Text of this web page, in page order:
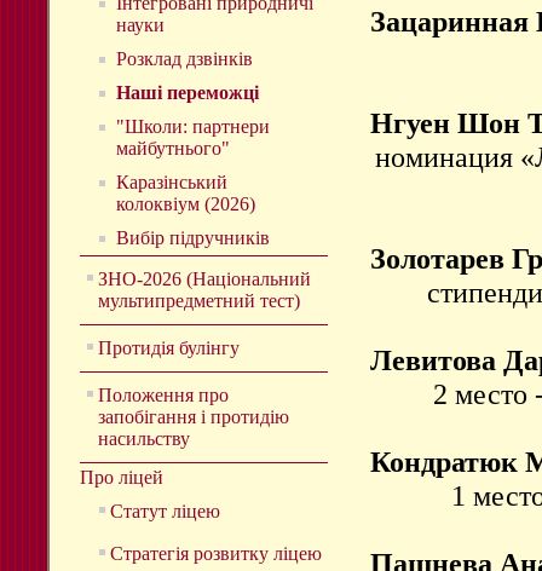
науки
Розклад дзвінків
Наші переможці
"Школи: партнери
майбутнього"
Каразінський
колоквіум (2026)
Вибір підручників
ЗНО-2026 (Національний
мультипредметний тест)
Протидія булінгу
Положення про
запобігання і протидію
насильству
Про ліцей
Статут ліцею
Стратегія розвитку ліцею
Зацаринная
Нгуен Шон
номинация
Золотарев
Левитова
2 место
Кондратюк
1
Пашнева